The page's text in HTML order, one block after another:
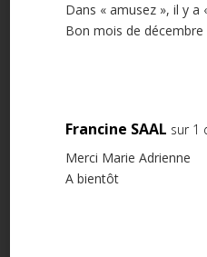
Dans « amusez », il y a
Bon mois de décembre
Francine SAAL sur 1
Merci Marie Adrienne
A bientôt